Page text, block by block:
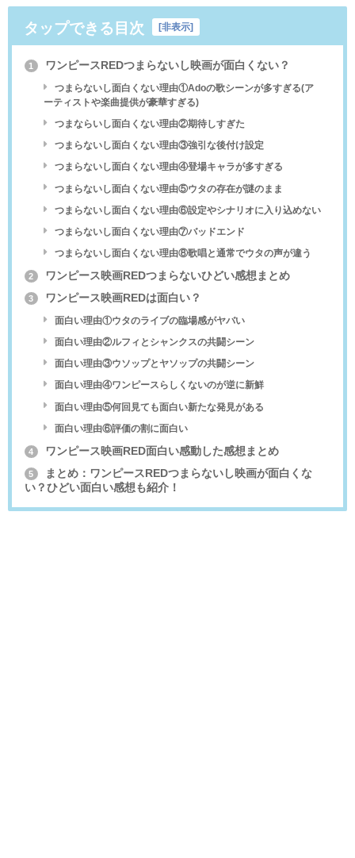
タップできる目次 [非表示]
1 ワンピースREDつまらないし映画が面白くない？
つまらないし面白くない理由①Adoの歌シーンが多すぎる(ア
ーティストや楽曲提供が豪華すぎる)
つまならいし面白くない理由②期待しすぎた
つまらないし面白くない理由③強引な後付け設定
つまらないし面白くない理由④登場キャラが多すぎる
つまらないし面白くない理由⑤ウタの存在が謎のまま
つまらないし面白くない理由⑥設定やシナリオに入り込めない
つまらないし面白くない理由⑦バッドエンド
つまらないし面白くない理由⑧歌唱と通常でウタの声が違う
2 ワンピース映画REDつまらないひどい感想まとめ
3 ワンピース映画REDは面白い？
面白い理由①ウタのライブの臨場感がヤバい
面白い理由②ルフィとシャンクスの共闘シーン
面白い理由③ウソップとヤソップの共闘シーン
面白い理由④ワンピースらしくないのが逆に新鮮
面白い理由⑤何回見ても面白い新たな発見がある
面白い理由⑥評価の割に面白い
4 ワンピース映画RED面白い感動した感想まとめ
5
まとめ：ワンピースREDつまらないし映画が面白くな
い？ひどい面白い感想も紹介！